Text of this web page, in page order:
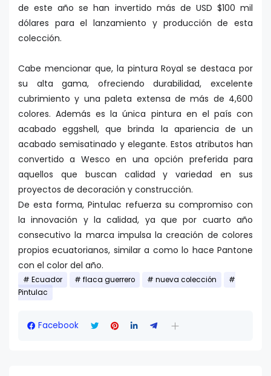
de este año se han invertido más de USD $100 mil
dólares para el lanzamiento y producción de esta
colección.
Cabe mencionar que, la pintura Royal se destaca por
su alta gama, ofreciendo durabilidad, excelente
cubrimiento y una paleta extensa de más de 4,600
colores. Además es la única pintura en el país con
acabado eggshell, que brinda la apariencia de un
acabado semisatinado y elegante. Estos atributos han
convertido a Wesco en una opción preferida para
aquellos que buscan calidad y variedad en sus
proyectos de decoración y construcción.
De esta forma, Pintulac refuerza su compromiso con
la innovación y la calidad, ya que por cuarto año
consecutivo la marca impulsa la creación de colores
propios ecuatorianos, similar a como lo hace Pantone
con el color del año.
Ecuador flaca guerrero
nueva colección
Pintulac
Facebook